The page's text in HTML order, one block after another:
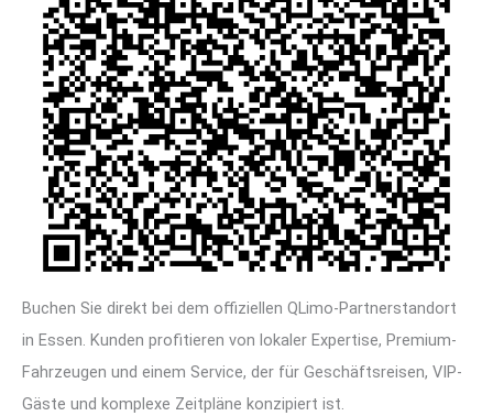
Buchen Sie direkt bei dem offiziellen QLimo-Partnerstandort
in Essen. Kunden profitieren von lokaler Expertise, Premium-
Fahrzeugen und einem Service, der für Geschäftsreisen, VIP-
Gäste und komplexe Zeitpläne konzipiert ist.